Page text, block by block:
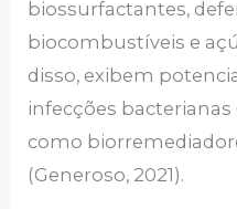
biossurfactantes,
biocombustíveis e
disso, exibem
infecções
como
(Generoso, 2021).